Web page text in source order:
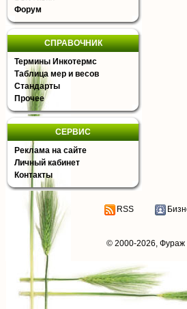
Форум
СПРАВОЧНИК
Термины Инкотермс
Таблица мер и весов
Стандарты
Прочее
СЕРВИС
Реклама на сайте
Личный кабинет
Контакты
RSS
© 2000-2026, Фураж